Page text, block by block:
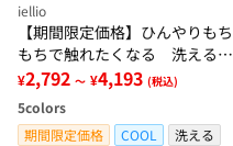
iellio
【期間限定価格】ひんやりもち
もちで触れたくなる 洗えるラ
グ＜低反発・滑りにくい・接触
冷感・防ダニ・カーペット＞
¥2,792 ～ ¥4,193 (税込)
5colors
期間限定価格
COOL
洗える